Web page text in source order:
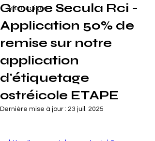
Informatique
Groupe Secula Rci -
Application 50% de
remise sur notre
application
d'étiquetage
ostréicole ETAPE
Dernière mise à jour : 23 juil. 2025